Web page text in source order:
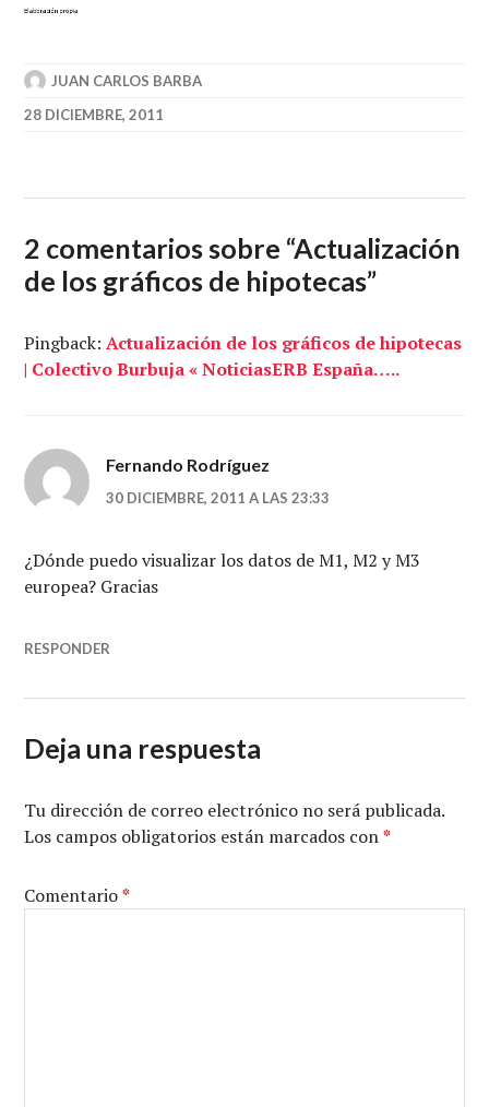
JUAN CARLOS BARBA
28 DICIEMBRE, 2011
2 comentarios sobre “Actualización
de los gráficos de hipotecas”
Pingback:Actualización de los gráficos de hipotecas
| Colectivo Burbuja « NoticiasERB España…..
Fernando Rodríguez
30 DICIEMBRE, 2011 A LAS 23:33
¿Dónde puedo visualizar los datos de M1, M2 y M3
europea? Gracias
RESPONDER
Deja una respuesta
Tu dirección de correo electrónico no será publicada.
Los campos obligatorios están marcados con*
Comentario*